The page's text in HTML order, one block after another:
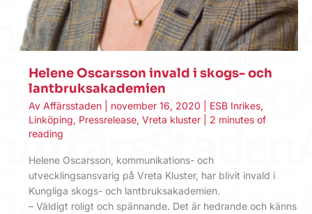
Helene Oscarsson invald i skogs- och
lantbruksakademien
Av Affärsstaden november 16, 2020 ESB Inrikes,
Linköping, Pressrelease, Vreta kluster
2 minutes of
reading
Helene Oscarsson, kommunikations- och
utvecklingsansvarig på Vreta Kluster, har blivit invald i
Kungliga skogs- och lantbruksakademien.
– Väldigt roligt och spännande. Det är hedrande och känns